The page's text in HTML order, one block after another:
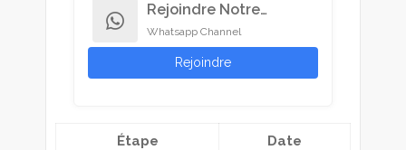
whatsapp
Rejoindre Notre
Channel
Whatsapp Channel
Rejoindre
Étape Date